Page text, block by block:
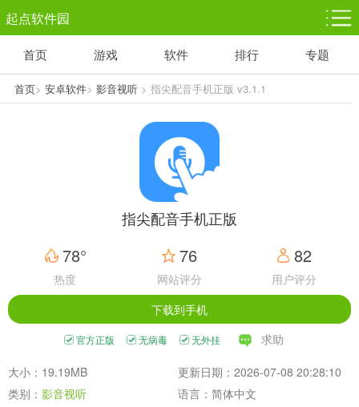
起点软件园
塔防游戏
1千+款游戏
休闲益智
1万+款游戏
体育竞技
5百+款游戏
赛车竞速
3百+款游戏
首页 游戏 软件 排行 专题
首页> 安卓软件> 影音视听> 指尖配音手机正版 v3.1.1
指尖配音手机正版
78°
热度
76
网站评分
82
用户评分
下载到手机
官方正版 无病毒 无外挂 求助
大小：19.19MB
更新日期：2026-07-08 20:28:10
类别： 影音视听 语言：简体中文